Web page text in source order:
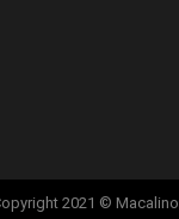
2021 © Macalino